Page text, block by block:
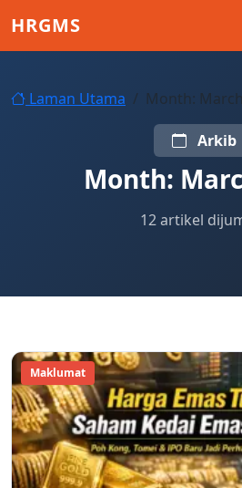
HRGMS
Laman Utama Month:
Arkib
Month:
12 artikel
Maklumat